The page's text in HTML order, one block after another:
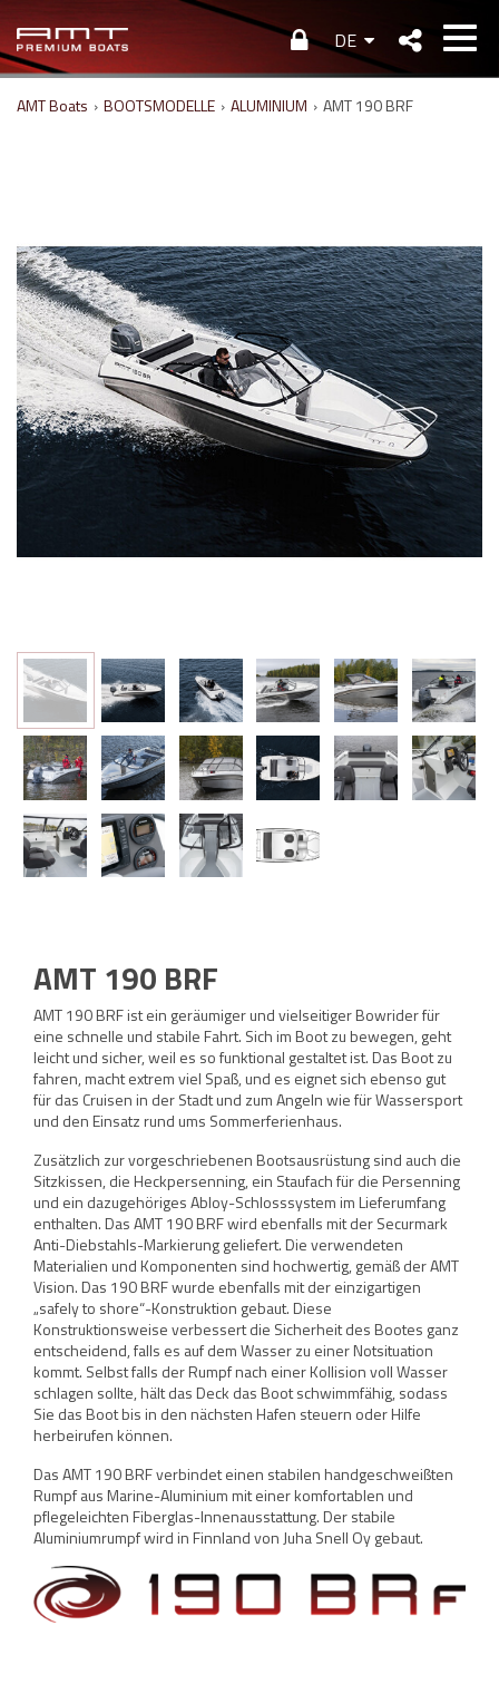
DE
AMT Boats › BOOTSMODELLE › ALUMINIUM › AMT 190 BRF
AMT 190 BRF
AMT 190 BRF ist ein geräumiger und vielseitiger Bowrider für
eine schnelle und stabile Fahrt. Sich im Boot zu bewegen, geht
leicht und sicher, weil es so funktional gestaltet ist. Das Boot zu
fahren, macht extrem viel Spaß, und es eignet sich ebenso gut
für das Cruisen in der Stadt und zum Angeln wie für Wassersport
und den Einsatz rund ums Sommerferienhaus.
Zusätzlich zur vorgeschriebenen Bootsausrüstung sind auch die
Sitzkissen, die Heckpersenning, ein Staufach für die Persenning
und ein dazugehöriges Abloy-Schlosssystem im Lieferumfang
enthalten. Das AMT 190 BRF wird ebenfalls mit der Securmark
Anti-Diebstahls-Markierung geliefert. Die verwendeten
Materialien und Komponenten sind hochwertig, gemäß der AMT
Vision. Das 190 BRF wurde ebenfalls mit der einzigartigen
„safely to shore“-Konstruktion gebaut. Diese
Konstruktionsweise verbessert die Sicherheit des Bootes ganz
entscheidend, falls es auf dem Wasser zu einer Notsituation
kommt. Selbst falls der Rumpf nach einer Kollision voll Wasser
schlagen sollte, hält das Deck das Boot schwimmfähig, sodass
Sie das Boot bis in den nächsten Hafen steuern oder Hilfe
herbeirufen können.
Das AMT 190 BRF verbindet einen stabilen handgeschweißten
Rumpf aus Marine-Aluminium mit einer komfortablen und
pflegeleichten Fiberglas-Innenausstattung. Der stabile
Aluminiumrumpf wird in Finnland von Juha Snell Oy gebaut.